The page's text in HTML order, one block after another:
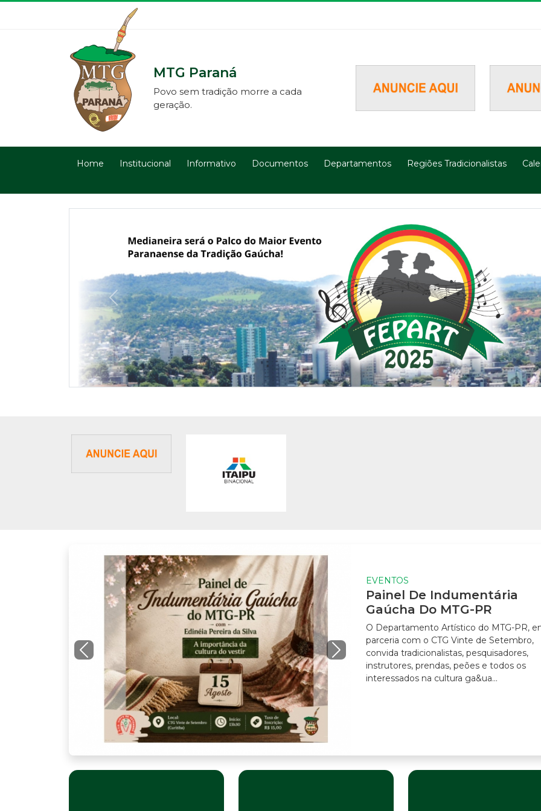
MTG Paraná
Povo sem tradição morre a cada
geração.
Home Institucional Informativo Documentos Departamentos Regiões Tradicionalistas
Previous
EVENTOS
Painel De Indumentária
Gaúcha Do MTG-PR
O Departamento Artístico do MTG-PR, em
parceria com o CTG Vinte de Setembro,
convida tradicionalistas, pesquisadores,
instrutores, prendas, peões e todos os
interessados na cultura ga&ua...